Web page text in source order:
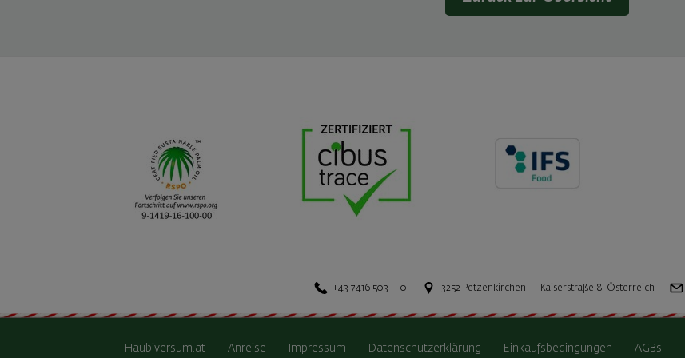
+43 7416 503 – 0 3252 Petzenkirchen - Kaiserstraße 8, Österreich
Haubiversum.at Anreise Impressum Datenschutzerklärung Einkaufsbedingungen AGBs